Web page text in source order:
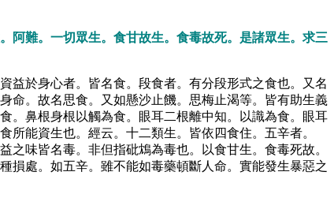
阿難。一切眾生。食甘故生。食毒故死。是諸眾生。求三
益於身心者。皆名食。段食者。有分段形式之食也。又名
命。故名思食。又如懸沙止饑。思梅止渴等。皆有助生義
。鼻根身根以觸為食。眼耳二根離中知。以識為食。眼耳
能資生也。經云。十二類生。皆依四食住。五辛者。
味皆名毒。非但指砒鴆為毒也。以食甘生。食毒死故。
損處。如五辛。雖不能如毒藥頓斷人命。實能發生暴惡之